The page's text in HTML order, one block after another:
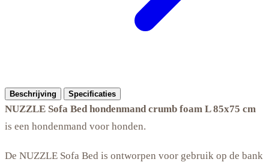
Beschrijving Specificaties
NUZZLE Sofa Bed hondenmand crumb foam L 85x75 cm
is een hondenmand voor honden.
De NUZZLE Sofa Bed is ontworpen voor gebruik op de bank